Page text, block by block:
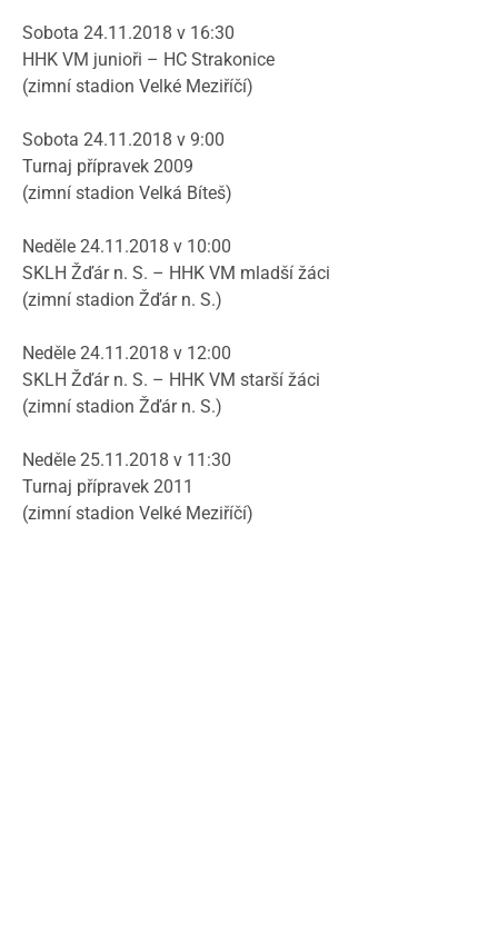
Sobota 24.11.2018 v 16:30
HHK VM junioři – HC Strakonice
(zimní stadion Velké Meziříčí)
Sobota 24.11.2018 v 9:00
Turnaj přípravek 2009
(zimní stadion Velká Bíteš)
Neděle 24.11.2018 v 10:00
SKLH Žďár n. S. – HHK VM mladší žáci
(zimní stadion Žďár n. S.)
Neděle 24.11.2018 v 12:00
SKLH Žďár n. S. – HHK VM starší žáci
(zimní stadion Žďár n. S.)
Neděle 25.11.2018 v 11:30
Turnaj přípravek 2011
(zimní stadion Velké Meziříčí)